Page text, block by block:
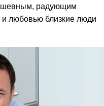
радующим
и любовью близкие люди